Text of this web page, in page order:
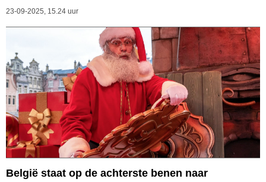
23-09-2025, 15.24 uur
België staat op de achterste benen naar